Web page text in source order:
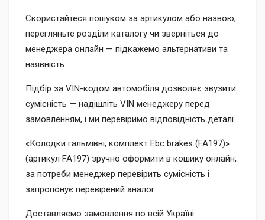
Скористайтеся пошуком за артикулом або назвою,
перегляньте розділи каталогу чи зверніться до
менеджера онлайн — підкажемо альтернативи та
наявність.
Підбір за VIN-кодом автомобіля дозволяє звузити
сумісність — надішліть VIN менеджеру перед
замовленням, і ми перевіримо відповідність деталі.
«Колодки гальмівні, комплект Ebc brakes (FA197)»
(артикул FA197) зручно оформити в кошику онлайн;
за потреби менеджер перевірить сумісність і
запропонує перевірений аналог.
Доставляємо замовлення по всій Україні: